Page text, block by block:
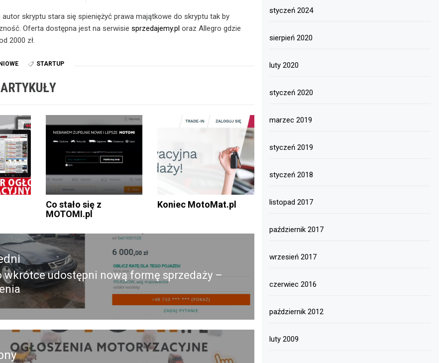
autor skryptu stara się spieniężyć prawa majątkowe do skryptu tak by
Oferta dostępna jest na serwisie sprzedajemy.pl oraz Allegro gdzie
2000 zł.
STARTUP
Co stało się z
MOTOMI.pl
Koniec MotoMat.pl
wkrótce udostępni nową formę sprzedaży –
styczeń 2024
sierpień 2020
luty 2020
styczeń 2020
marzec 2019
styczeń 2019
styczeń 2018
listopad 2017
październik 2017
wrzesień 2017
czerwiec 2016
październik 2012
luty 2009